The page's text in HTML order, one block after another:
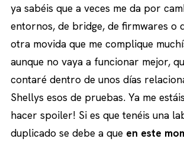
ya sabéis que a veces me da por
entornos, de bridge, de firmwares o
otra movida que me complique
aunque no vaya a funcionar mejor,
contaré dentro de unos días
Shellys esos de pruebas. Ya me
hacer spoiler! Si es que tenéis una
duplicado se debe a que en este